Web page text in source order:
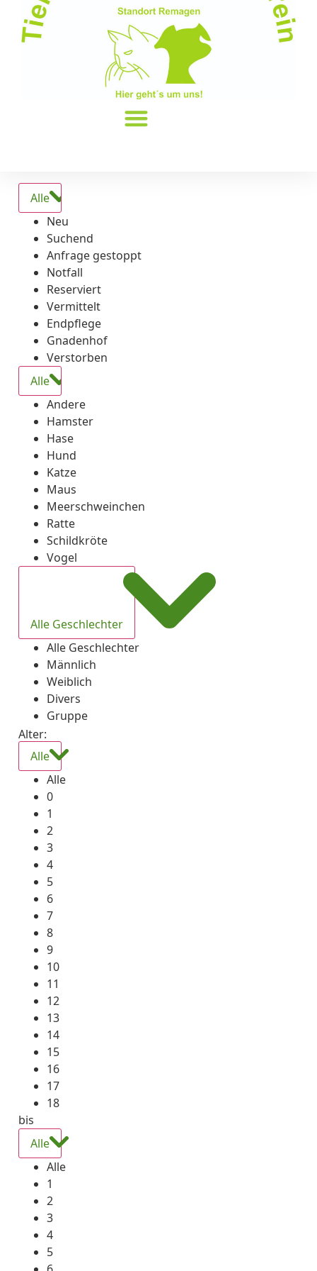
Alle
Neu
Suchend
Anfrage gestoppt
Notfall
Reserviert
Vermittelt
Endpflege
Gnadenhof
Verstorben
Alle
Andere
Hamster
Hase
Hund
Katze
Maus
Meerschweinchen
Ratte
Schildkröte
Vogel
Alle Geschlechter
Alle Geschlechter
Männlich
Weiblich
Divers
Gruppe
Alter:
Alle
Alle
0
1
2
3
4
5
6
7
8
9
10
11
12
13
14
15
16
17
18
bis
Alle
Alle
1
2
3
4
5